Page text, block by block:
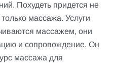
Похудеть придется не
массажа. Услуги
массажем, они
и сопровождение. Он
массажа для